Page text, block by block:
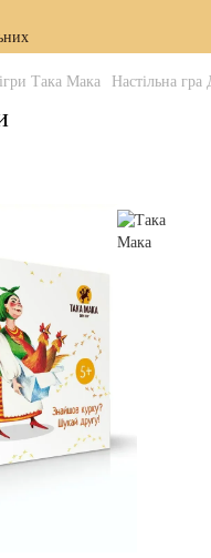
Така Мака Настільна гра